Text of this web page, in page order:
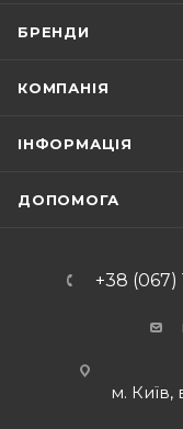
БРЕНДИ
КОМПАНІЯ
ІНФОРМАЦІЯ
ДОПОМОГА
+38 (067)
м. Київ,